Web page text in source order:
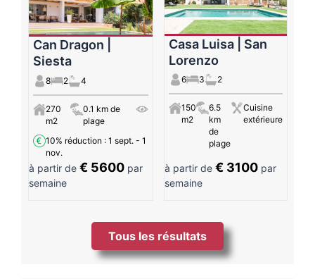
Can Dragon |
Siesta
8 2 4
270
m2
0.1 km de
plage
10% réduction : 1 sept. - 1
nov.
à partir de € 5600 par
semaine
Casa Luisa | San
Lorenzo
6 3 2
150
m2
6.5
km
de
plage
Cuisine
extérieure
à partir de € 3100par
semaine
Tous les résultats